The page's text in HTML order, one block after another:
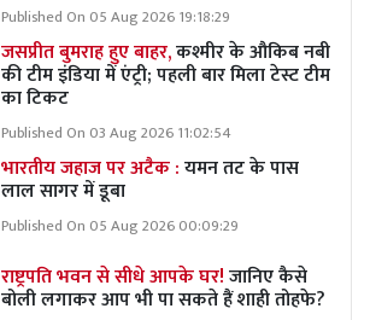
Published On 05 Aug 2026 19:18:29
जसप्रीत बुमराह हुए बाहर,कश्मीर के औकिब नबी
की टीम इंडिया में एंट्री; पहली बार मिला टेस्ट टीम
का टिकट
Published On 03 Aug 2026 11:02:54
भारतीय जहाज पर अटैक :यमन तट के पास
लाल सागर में डूबा
Published On 05 Aug 2026 00:09:29
राष्ट्रपति भवन से सीधे आपके घर!जानिए कैसे
बोली लगाकर आप भी पा सकते हैं शाही तोहफे?